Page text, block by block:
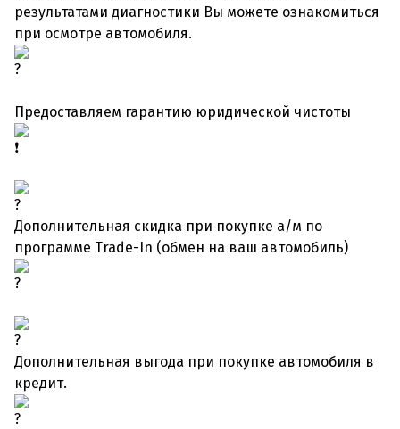
результатами диагностики Вы можете ознакомиться
при осмотре автомобиля.
Предоставляем гарантию юридической чистоты
Дополнительная скидка при покупке а/м по
программе Trade-In (обмен на ваш автомобиль)
Дополнительная выгода при покупке автомобиля в
кредит.